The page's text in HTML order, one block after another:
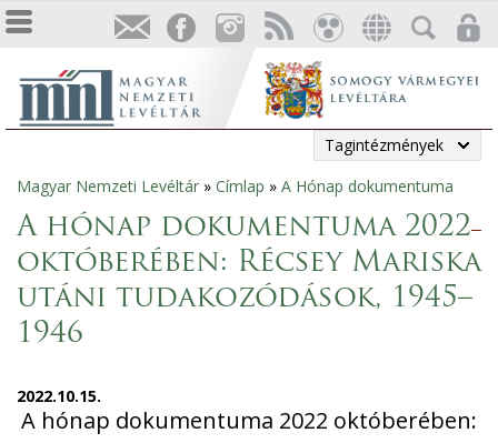
Tagintézmények
Jelenlegi
hely
Magyar Nemzeti Levéltár » Címlap » A Hónap dokumentuma
A hónap dokumentuma 2022
októberében: Récsey Mariska
utáni tudakozódások, 1945–
1946
2022.10.15.
A hónap dokumentuma 2022 októberében: